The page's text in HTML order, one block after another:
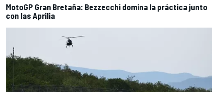
MotoGP Gran Bretaña: Bezzecchi domina la práctica junto
con las Aprilia